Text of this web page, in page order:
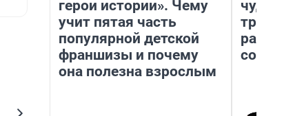
герои истории». Чему
учит пятая часть
популярной детской
франшизы и почему
она полезна взрослым